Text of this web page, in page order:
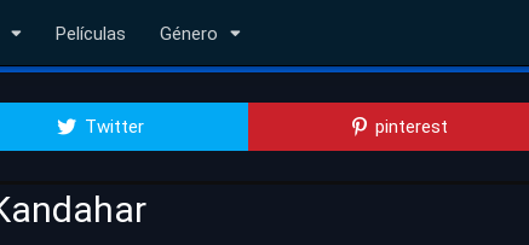
Películas Género
Twitter pinterest